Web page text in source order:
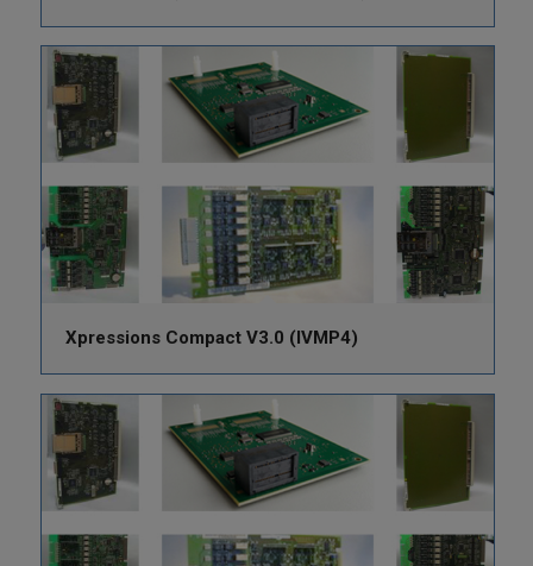
Xpressions Compact V3.0 (IVMP4)